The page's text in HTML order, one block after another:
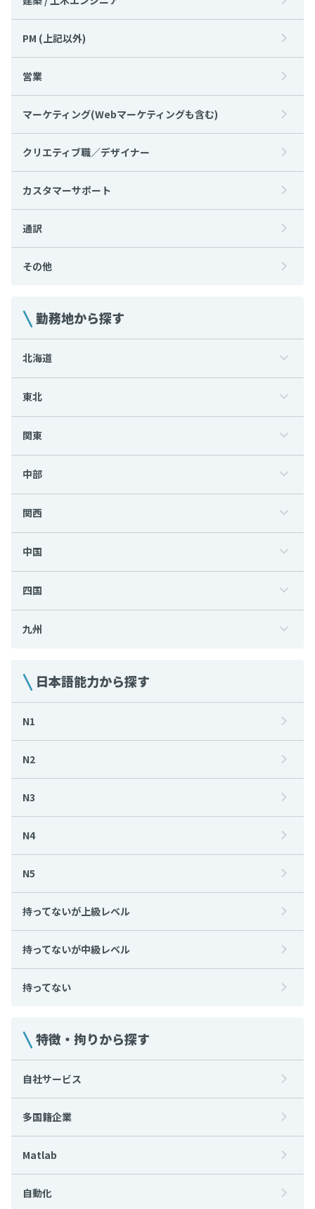
PM (上記以外)
営業
マーケティング(Webマーケティングも含む)
クリエティブ職／デザイナー
カスタマーサポート
通訳
その他
勤務地から探す
北海道
東北
関東
中部
関西
中国
四国
九州
日本語能力から探す
N1
N2
N3
N4
N5
持ってないが上級レベル
持ってないが中級レベル
持ってない
特徴・拘りから探す
自社サービス
多国籍企業
Matlab
自動化